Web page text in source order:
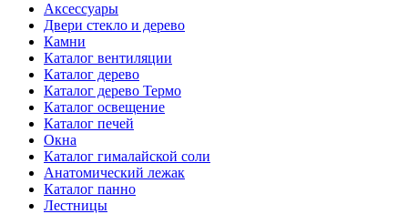
Аксессуары
Двери стекло и дерево
Камни
Каталог вентиляции
Каталог дерево
Каталог дерево Термо
Каталог освещение
Каталог печей
Окна
Каталог гималайской соли
Анатомический лежак
Каталог панно
Лестницы